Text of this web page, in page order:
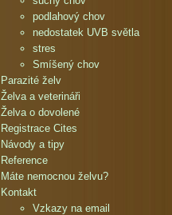
podlahový chov
nedostatek UVB světla
stres
Smíšený chov
Parazité želv
Želva a veterináři
Želva o dovolené
Registrace Cites
Návody a tipy
Reference
Máte nemocnou želvu?
Kontakt
Vzkazy na email